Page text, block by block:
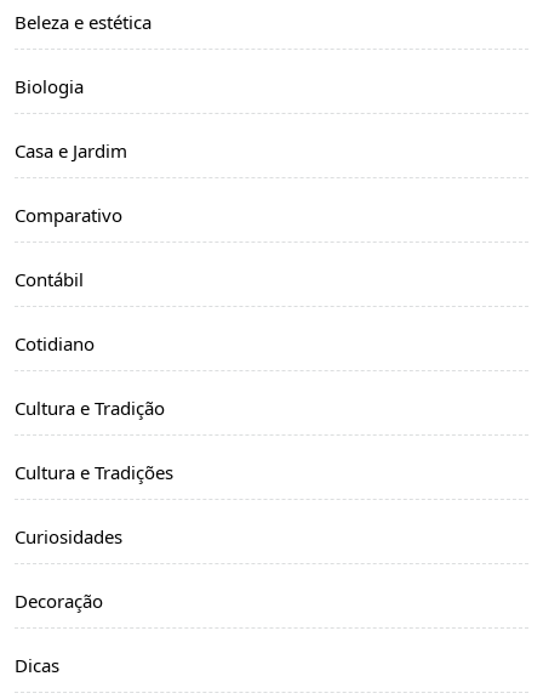
Beleza e estética
Biologia
Casa e Jardim
Comparativo
Contábil
Cotidiano
Cultura e Tradição
Cultura e Tradições
Curiosidades
Decoração
Dicas